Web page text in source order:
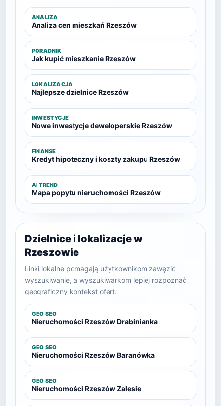
ANALIZA
Analiza cen mieszkań Rzeszów
PORADNIK
Jak kupić mieszkanie Rzeszów
LOKALIZACJA
Najlepsze dzielnice Rzeszów
INWESTYCJE
Nowe inwestycje deweloperskie Rzeszów
FINANSE
Kredyt hipoteczny i koszty zakupu Rzeszów
AI TREND
Mapa popytu nieruchomości Rzeszów
Dzielnice i lokalizacje w
Rzeszowie
Linki lokalne pomagają użytkownikom zawęzić
wyszukiwanie, a wyszukiwarkom lepiej rozpoznać
geograficzny kontekst ofert.
GEO SEO
Nieruchomości Rzeszów Drabinianka
GEO SEO
Nieruchomości Rzeszów Baranówka
GEO SEO
Nieruchomości Rzeszów Zalesie